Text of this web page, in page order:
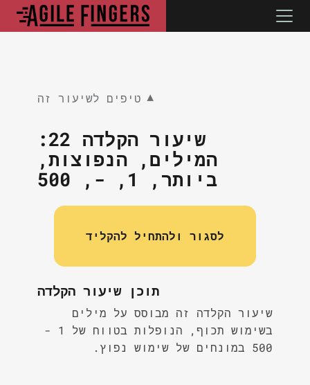
טיפים לשיעור זה ▼
שיעור הקלדה 22:
המילים, הנפוצות,
ביותר, 1, -, 500
לסגור ולהתחיל להקליד
תוכן שיעור הקלדה
שיעור הקלדה זה מבוסס על מילים
בשימוש תכוף, הנופלות בטווח של 1 -
500 במונחים של שימוש נפוץ.